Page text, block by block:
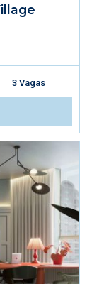
3 Vagas